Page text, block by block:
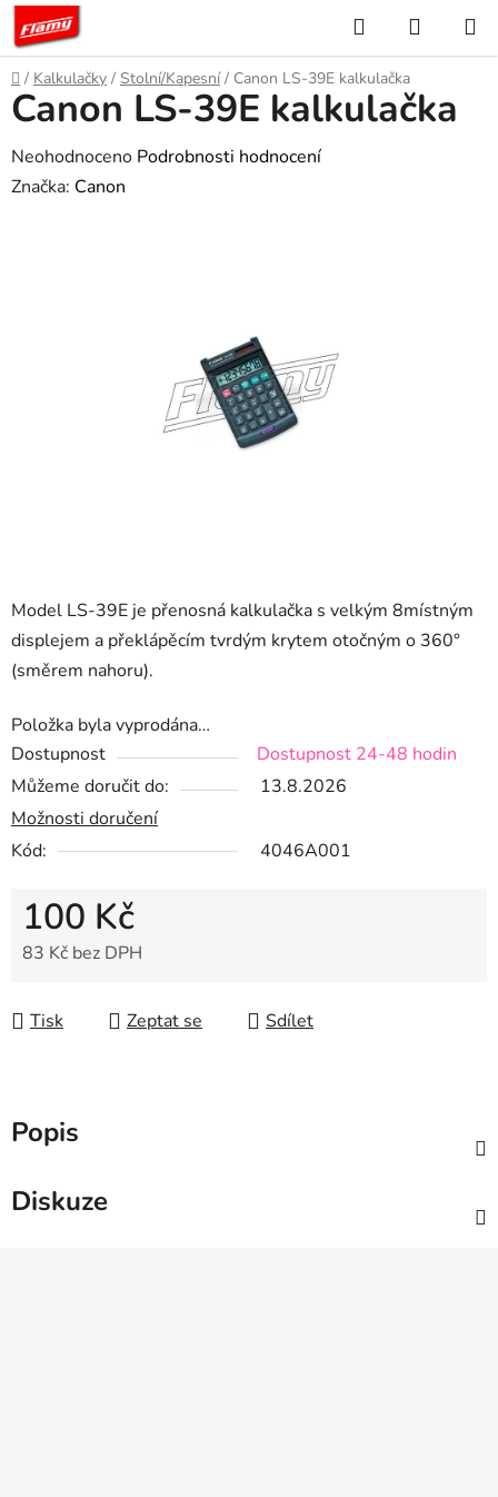
Přejít
obsah
Hledat
KOŠÍK
Domů
/ Kalkulačky / Stolní/Kapesní / Canon LS-39E kalkulačka
Model LS-39E je přenosná kalkulačka s velkým 8místným
displejem a překlápěcím tvrdým krytem otočným o 360°
(směrem nahoru).
Položka byla vyprodána…
Dostupnost
Dostupnost 24-48 hodin
Můžeme doručit do:
13.8.2026
Možnosti doručení
Kód:
4046A001
100 Kč
83 Kč bez DPH
Tisk
Zeptat se Sdílet
Canon LS-39E kalkulačka
Průměrné
hodnocení
Neohodnoceno Podrobnosti hodnocení
Značka: Canon
Popis
Diskuze